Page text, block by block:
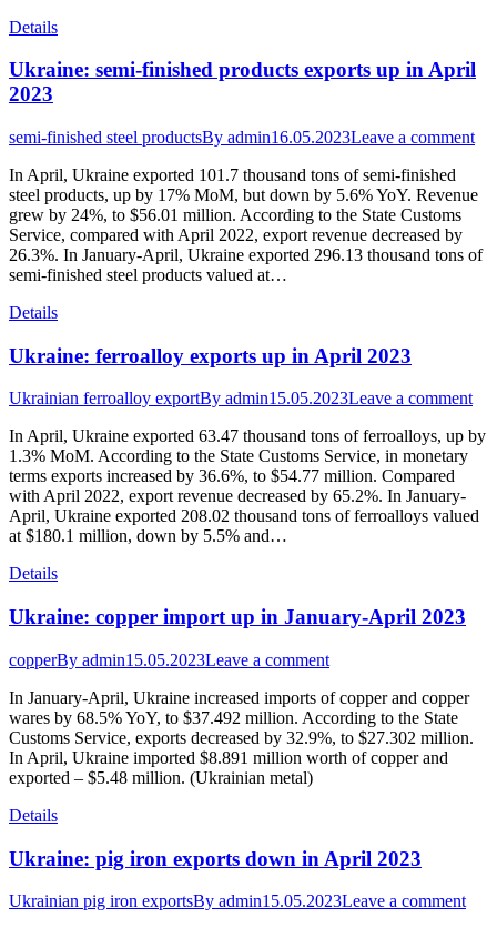
Details
Ukraine: semi-finished products exports up in April
2023
semi-finished steel productsBy admin16.05.2023Leave a comment
In April, Ukraine exported 101.7 thousand tons of semi-finished
steel products, up by 17% MoM, but down by 5.6% YoY. Revenue
grew by 24%, to $56.01 million. According to the State Customs
Service, compared with April 2022, export revenue decreased by
26.3%. In January-April, Ukraine exported 296.13 thousand tons of
semi-finished steel products valued at…
Details
Ukraine: ferroalloy exports up in April 2023
Ukrainian ferroalloy exportBy admin15.05.2023Leave a comment
In April, Ukraine exported 63.47 thousand tons of ferroalloys, up by
1.3% MoM. According to the State Customs Service, in monetary
terms exports increased by 36.6%, to $54.77 million. Compared
with April 2022, export revenue decreased by 65.2%. In January-
April, Ukraine exported 208.02 thousand tons of ferroalloys valued
at $180.1 million, down by 5.5% and…
Details
Ukraine: copper import up in January-April 2023
copperBy admin15.05.2023Leave a comment
In January-April, Ukraine increased imports of copper and copper
wares by 68.5% YoY, to $37.492 million. According to the State
Customs Service, exports decreased by 32.9%, to $27.302 million.
In April, Ukraine imported $8.891 million worth of copper and
exported – $5.48 million. (Ukrainian metal)
Details
Ukraine: pig iron exports down in April 2023
Ukrainian pig iron exportsBy admin15.05.2023Leave a comment